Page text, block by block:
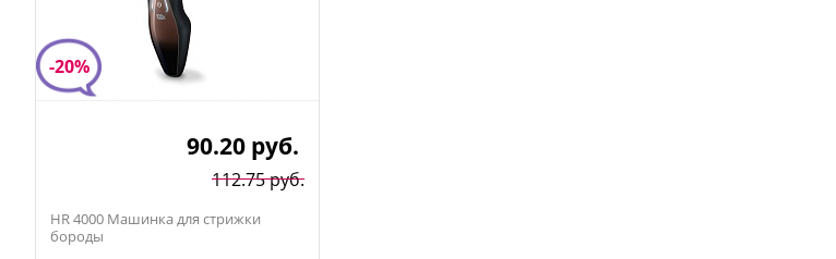
-20%
90.20 руб.
112.75 руб.
HR 4000 Машинка для стрижки
бороды